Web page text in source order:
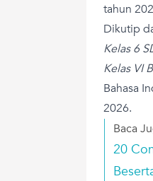
tahun
Dikutip
Kelas 6
Kelas VI
Bahasa
2026.
Baca
20